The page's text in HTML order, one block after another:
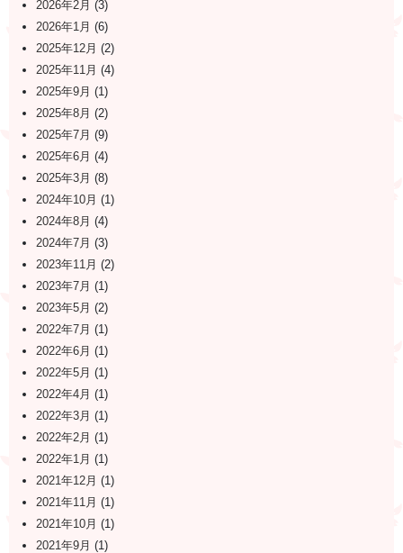
2026年2月 (3)
2026年1月 (6)
2025年12月 (2)
2025年11月 (4)
2025年9月 (1)
2025年8月 (2)
2025年7月 (9)
2025年6月 (4)
2025年3月 (8)
2024年10月 (1)
2024年8月 (4)
2024年7月 (3)
2023年11月 (2)
2023年7月 (1)
2023年5月 (2)
2022年7月 (1)
2022年6月 (1)
2022年5月 (1)
2022年4月 (1)
2022年3月 (1)
2022年2月 (1)
2022年1月 (1)
2021年12月 (1)
2021年11月 (1)
2021年10月 (1)
2021年9月 (1)